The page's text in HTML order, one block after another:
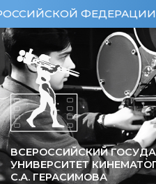
ФЕДЕРАЦИИ
ВСЕРОССИЙСКИЙ
УНИВЕРСИТЕТ
С.А. ГЕРАСИМОВА